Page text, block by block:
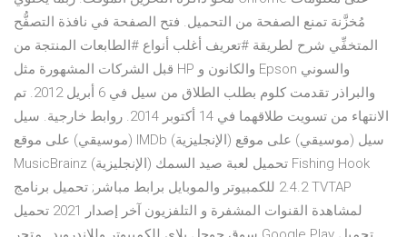
مُخزَّنة تمنع الصفحة من التحميل. فتح الصفحة في نافذة التصفُّح
المتخفِّي شرح لطريقة #تعريف أغلب أنواع #الطابعات المنتجة من
قبل الشركات المشهورة مثل HP والكانون و Epson والسوني
والبراذر تقدمت كلوم بطلب الطلاق من سيل في 6 أبريل 2012. تم
الانتهاء من تسويت طلاقهما في 14 أكتوبر 2014. روابط خارجية. سيل
(موسيقي) على موقع IMDb (الإنجليزية) سيل (موسيقي) على موقع
MusicBrainz (الإنجليزية) تحميل لعبة صيد السمك Fishing Hook‏
2.4.2 للكمبيوتر والموبايل برابط مباشر; تحميل برنامج TVTAP
لمشاهدة القنوات المشفرة و التلفزيون آخر إصدار 2021 تحميل